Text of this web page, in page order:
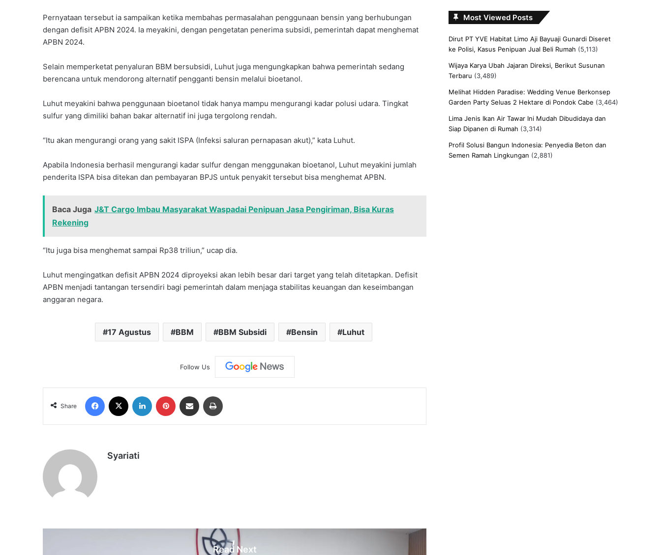
Pernyataan tersebut ia sampaikan ketika membahas permasalahan penggunaan bensin yang berhubungan
dengan defisit APBN 2024. Ia meyakini, dengan pengetatan penerima subsidi, pemerintah dapat menghemat
APBN 2024.
Selain memperketat penyaluran BBM bersubsidi, Luhut juga mengungkapkan bahwa pemerintah sedang
berencana untuk mendorong alternatif pengganti bensin melalui bioetanol.
Luhut meyakini bahwa penggunaan bioetanol tidak hanya mampu mengurangi kadar polusi udara. Tingkat
sulfur yang dimiliki bahan bakar alternatif ini juga tergolong rendah.
“Itu akan mengurangi orang yang sakit ISPA (Infeksi saluran pernapasan akut),” kata Luhut.
Apabila Indonesia berhasil mengurangi kadar sulfur dengan menggunakan bioetanol, Luhut meyakini jumlah
penderita ISPA bisa ditekan dan pembayaran BPJS untuk penyakit tersebut bisa menghemat APBN.
Baca Juga J&T Cargo Imbau Masyarakat Waspadai Penipuan Jasa Pengiriman, Bisa Kuras
Rekening
“Itu juga bisa menghemat sampai Rp38 triliun,” ucap dia.
Luhut mengingatkan defisit APBN 2024 diproyeksi akan lebih besar dari target yang telah ditetapkan. Defisit
APBN menjadi tantangan tersendiri bagi pemerintah dalam menjaga stabilitas keuangan dan keseimbangan
anggaran negara.
17 Agustus BBM BBM Subsidi Bensin Luhut
Follow Us
Share
Facebook LinkedIn Pinterest Share via Email
Syariati
Read Next
Most Viewed Posts
Dirut PT YVE Habitat Limo Aji Bayuaji Gunardi Diseret
ke Polisi, Kasus Penipuan Jual Beli Rumah (5,113)
Wijaya Karya Ubah Jajaran Direksi, Berikut Susunan
Terbaru (3,489)
Melihat Hidden Paradise: Wedding Venue Berkonsep
Garden Party Seluas 2 Hektare di Pondok Cabe (3,464)
Lima Jenis Ikan Air Tawar Ini Mudah Dibudidaya dan
Siap Dipanen di Rumah (3,314)
Profil Solusi Bangun Indonesia: Penyedia Beton dan
Semen Ramah Lingkungan (2,881)